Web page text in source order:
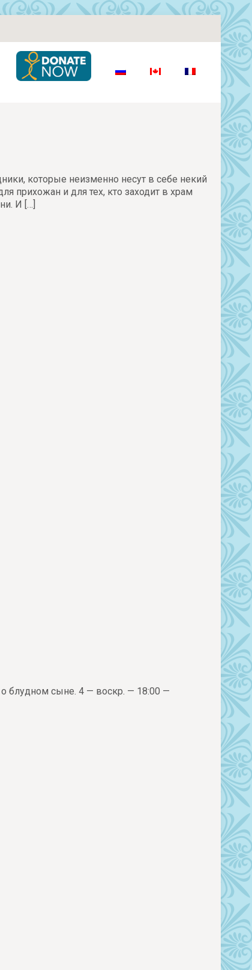
которые неизменно несут в себе некий
прихожан и для тех, кто заходит в храм
И […]
блудном сыне. 4 — воскр. — 18:00 —